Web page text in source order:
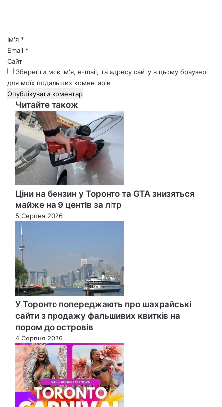
*Ім'я *
Email *
Сайт
Зберегти моє ім'я, e-mail, та адресу сайту в цьому браузері
для моїх подальших коментарів.
Читайте також
Close
Ціни на бензин у Торонто та GTA знизяться
майже на 9 центів за літр
5 Серпня 2026
У Торонто попереджають про шахрайські
сайти з продажу фальшивих квитків на
пором до островів
4 Серпня 2026